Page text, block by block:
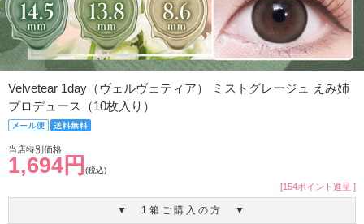
Velvetear 1day（ヴェルヴェティア） ミストグレージュ えみ姉
プロデュース（10枚入り）
当店特別価格
1,694円 (税込)
[154ポイント進呈 ]
▼ 1箱ご購入の方 ▼